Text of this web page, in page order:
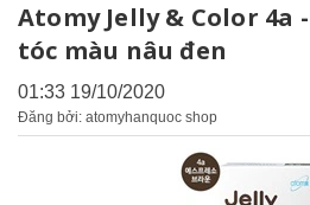
Atomy Jelly & Color 4a
tóc màu nâu đen
01:33 19/10/2020
Đăng bởi: atomyhanquoc shop